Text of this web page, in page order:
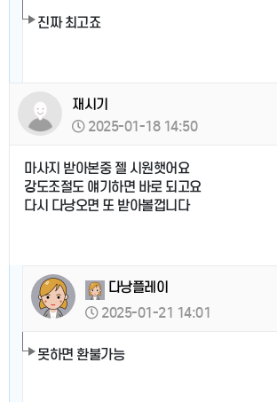
진짜 최고죠
재시기
2025-01-18 14:50
마사지 받아본중 젤 시원햇어요
강도조절도 얘기하면 바로 되고요
다시 다낭오면 또 받아볼껍니다
다낭플레이
2025-01-21 14:01
못하면 환불가능